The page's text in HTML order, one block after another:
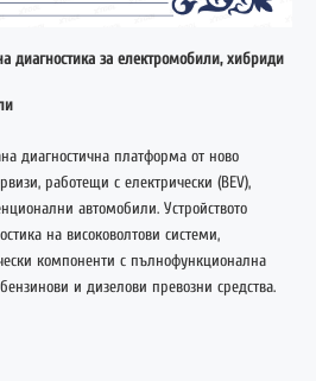
диагностика за електромобили, хибриди
диагностична платформа от ново
работещи с електрически (BEV),
автомобили. Устройството
на високоволтови системи,
компоненти с пълнофункционална
и дизелови превозни средства.